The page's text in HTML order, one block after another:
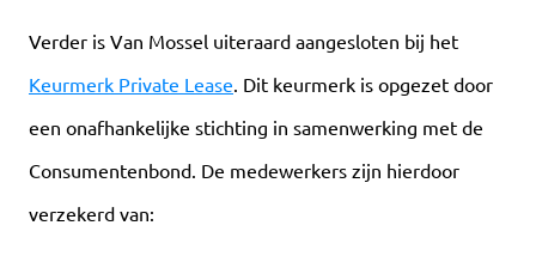
Verder is Van Mossel uiteraard aangesloten bij het
Keurmerk Private Lease . Dit keurmerk is opgezet door
een onafhankelijke stichting in samenwerking met de
Consumentenbond. De medewerkers zijn hierdoor
verzekerd van: